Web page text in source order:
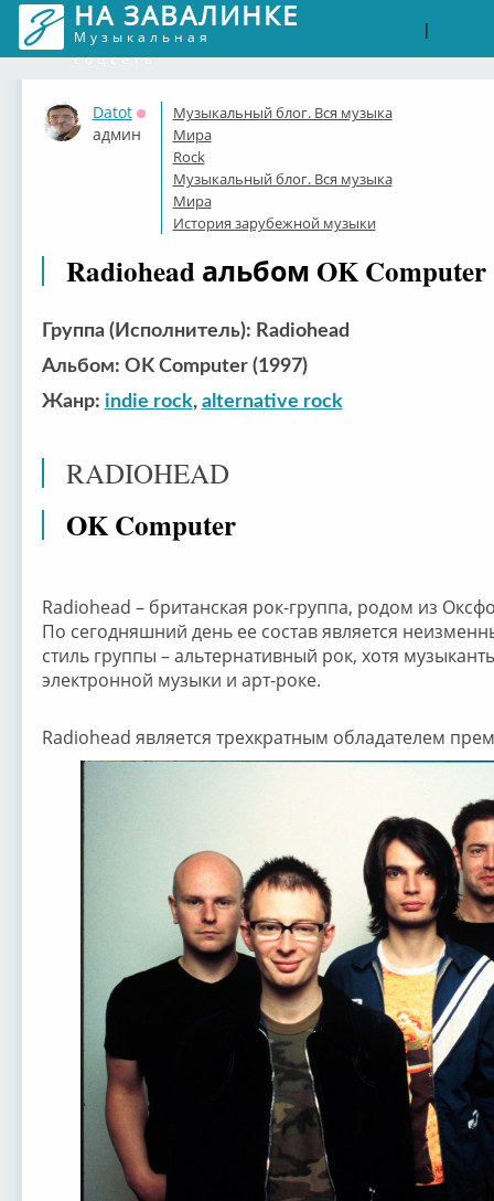
НА ЗАВАЛИНКЕ
Музыкальная
соцсеть
|
Datot
Оффлайн
админ
Музыкальный блог. Вся музыка
Мира
Rock
Музыкальный блог. Вся музыка
Мира
История зарубежной музыки
Radiohead альбом OK Computer
Группа (Исполнитель): Radiohead
Альбом: OK Computer (1997)
Жанр: indie rock, alternative rock
RADIOHEAD
OK Computer
Radiohead – британская рок-группа, родом из
По сегодняшний день ее состав является
стиль группы – альтернативный рок, хотя
электронной музыки и арт-роке.
Radiohead является трехкратным обладателем